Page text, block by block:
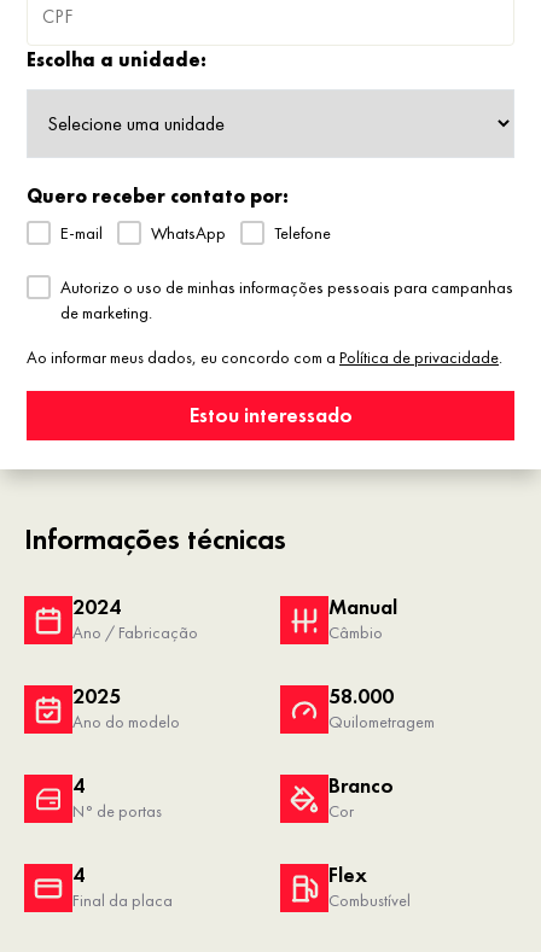
Escolha a unidade:
Quero receber contato por:
E-mail WhatsApp Telefone
Autorizo o uso de minhas informações pessoais para campanhas
de marketing.
Ao informar meus dados, eu concordo com a Política de privacidade.
Estou interessado
Informações técnicas
2024
Ano / Fabricação
Manual
Câmbio
4
N° de portas
Branco
Cor
2025
Ano do modelo
58.000
Quilometragem
4
Final da placa
Flex
Combustível